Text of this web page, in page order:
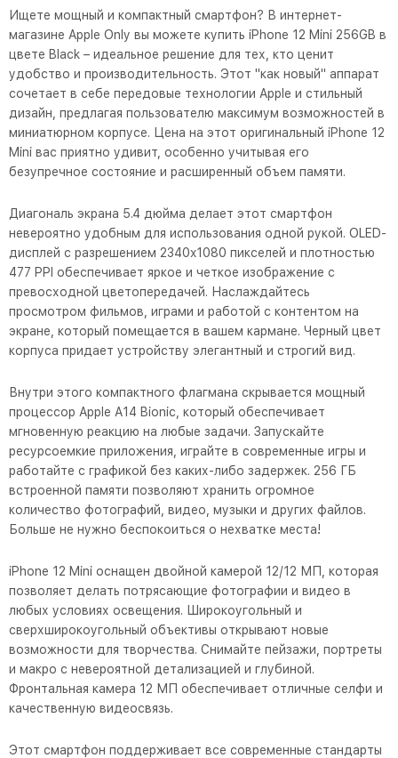
Ищете мощный и компактный смартфон? В интернет-
магазине Apple Only вы можете купить iPhone 12 Mini 256GB в
цвете Black – идеальное решение для тех, кто ценит
удобство и производительность. Этот "как новый" аппарат
сочетает в себе передовые технологии Apple и стильный
дизайн, предлагая пользователю максимум возможностей в
миниатюрном корпусе. Цена на этот оригинальный iPhone 12
Mini вас приятно удивит, особенно учитывая его
безупречное состояние и расширенный объем памяти.
Диагональ экрана 5.4 дюйма делает этот смартфон
невероятно удобным для использования одной рукой. OLED-
дисплей с разрешением 2340x1080 пикселей и плотностью
477 PPI обеспечивает яркое и четкое изображение с
превосходной цветопередачей. Наслаждайтесь
просмотром фильмов, играми и работой с контентом на
экране, который помещается в вашем кармане. Черный цвет
корпуса придает устройству элегантный и строгий вид.
Внутри этого компактного флагмана скрывается мощный
процессор Apple A14 Bionic, который обеспечивает
мгновенную реакцию на любые задачи. Запускайте
ресурсоемкие приложения, играйте в современные игры и
работайте с графикой без каких-либо задержек. 256 ГБ
встроенной памяти позволяют хранить огромное
количество фотографий, видео, музыки и других файлов.
Больше не нужно беспокоиться о нехватке места!
iPhone 12 Mini оснащен двойной камерой 12/12 МП, которая
позволяет делать потрясающие фотографии и видео в
любых условиях освещения. Широкоугольный и
сверхширокоугольный объективы открывают новые
возможности для творчества. Снимайте пейзажи, портреты
и макро с невероятной детализацией и глубиной.
Фронтальная камера 12 МП обеспечивает отличные селфи и
качественную видеосвязь.
Этот смартфон поддерживает все современные стандарты